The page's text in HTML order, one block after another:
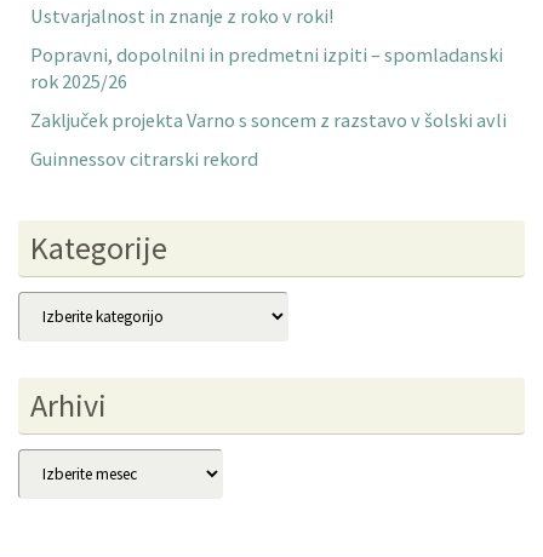
Ustvarjalnost in znanje z roko v roki!
Popravni, dopolnilni in predmetni izpiti – spomladanski
rok 2025/26
Zaključek projekta Varno s soncem z razstavo v šolski avli
Guinnessov citrarski rekord
Kategorije
Kategorije
Arhivi
Arhivi